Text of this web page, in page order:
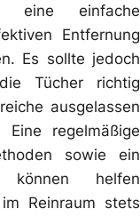
eine einfache
Entfernung
Es sollte jedoch
Tücher richtig
ausgelassen
regelmäßige
sowie ein
können helfen
Reinraum stets